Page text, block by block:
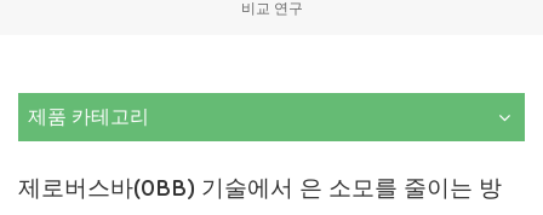
비교 연구
제품 카테고리
제로버스바(0BB) 기술에서 은 소모를 줄이는 방